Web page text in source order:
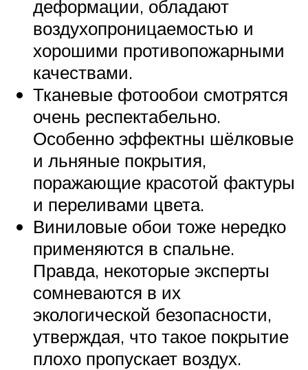
деформации, обладают
воздухопроницаемостью и
хорошими противопожарными
качествами.
Тканевые фотообои смотрятся
очень респектабельно.
Особенно эффектны шёлковые
и льняные покрытия,
поражающие красотой фактуры
и переливами цвета.
Виниловые обои тоже нередко
применяются в спальне.
Правда, некоторые эксперты
сомневаются в их
экологической безопасности,
утверждая, что такое покрытие
плохо пропускает воздух.